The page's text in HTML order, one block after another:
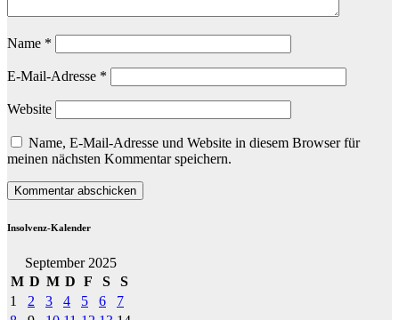
Name *
E-Mail-Adresse *
Website
Name, E-Mail-Adresse und Website in diesem Browser für
meinen nächsten Kommentar speichern.
Insolvenz-Kalender
September 2025
M D M D F S
S
1
2 3 4 5 6
7